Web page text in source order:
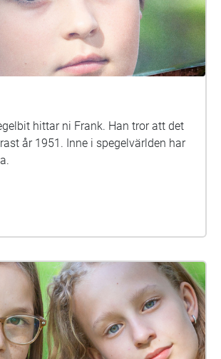
hittar ni Frank. Han tror att det
Inne i spegelvärlden har